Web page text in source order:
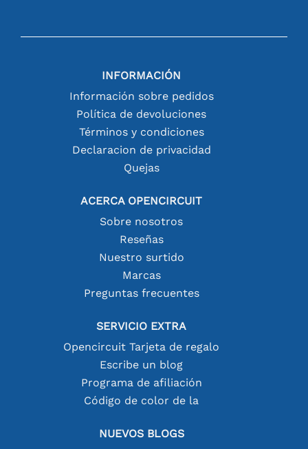
INFORMACIÓN
Información sobre pedidos
Política de devoluciones
Términos y condiciones
Declaracion de privacidad
Quejas
ACERCA OPENCIRCUIT
Sobre nosotros
Reseñas
Nuestro surtido
Marcas
Preguntas frecuentes
SERVICIO EXTRA
Opencircuit Tarjeta de regalo
Escribe un blog
Programa de afiliación
Código de color de la
NUEVOS BLOGS